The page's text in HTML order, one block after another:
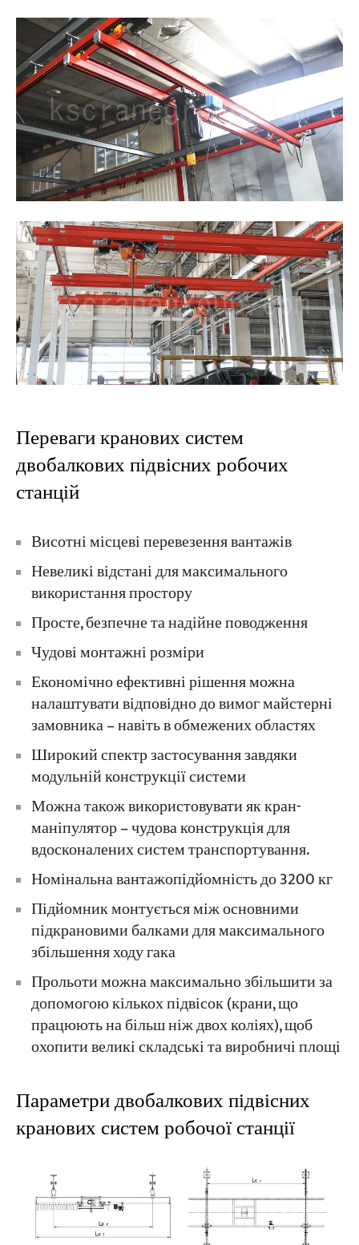
Переваги кранових систем
двобалкових підвісних робочих
станцій
Висотні місцеві перевезення вантажів
Невеликі відстані для максимального
використання простору
Просте, безпечне та надійне поводження
Чудові монтажні розміри
Економічно ефективні рішення можна
налаштувати відповідно до вимог майстерні
замовника – навіть в обмежених областях
Широкий спектр застосування завдяки
модульній конструкції системи
Можна також використовувати як кран-
маніпулятор – чудова конструкція для
вдосконалених систем транспортування.
Номінальна вантажопідйомність до 3200 кг
Підйомник монтується між основними
підкрановими балками для максимального
збільшення ходу гака
Прольоти можна максимально збільшити за
допомогою кількох підвісок (крани, що
працюють на більш ніж двох коліях), щоб
охопити великі складські та виробничі площі
Параметри двобалкових підвісних
кранових систем робочої станції